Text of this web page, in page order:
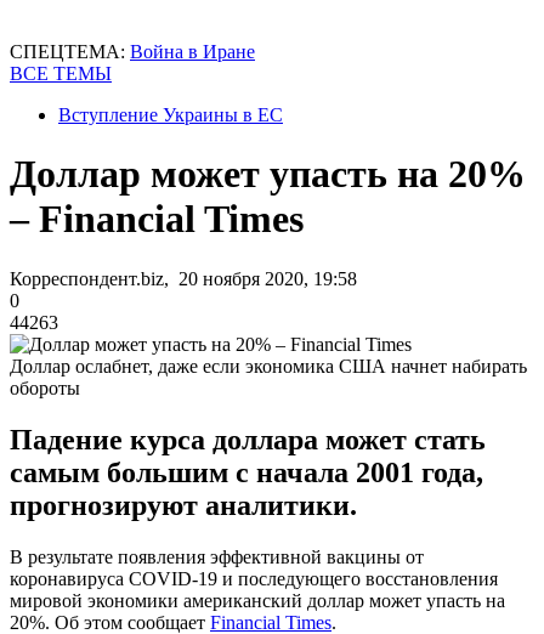
СПЕЦТЕМА: Война в Иране
ВСЕ ТЕМЫ
Вступление Украины в ЕС
Доллар может упасть на 20%
– Financial Times
Корреспондент.biz, 20 ноября 2020, 19:58
0
44263
Доллар ослабнет, даже если экономика США начнет набирать
обороты
Падение курса доллара может стать
самым большим с начала 2001 года,
прогнозируют аналитики.
В результате появления эффективной вакцины от
коронавируса COVID-19 и последующего восстановления
мировой экономики американский доллар может упасть на
20%. Об этом сообщает Financial Times.